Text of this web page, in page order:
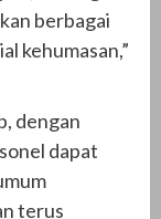
berbagai
kehumasan,”
dengan
dapat
terus